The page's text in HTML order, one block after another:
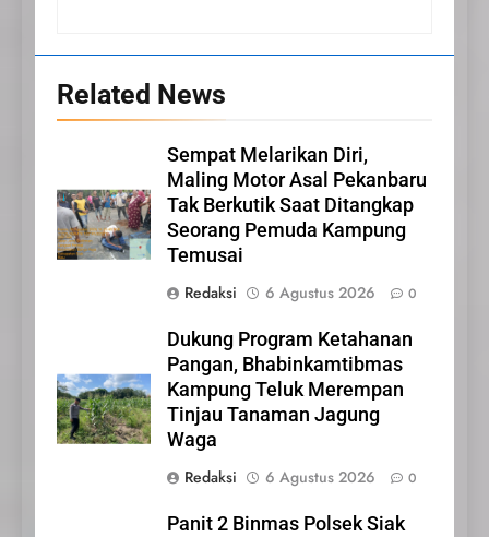
Related News
Sempat Melarikan Diri,
Maling Motor Asal Pekanbaru
Tak Berkutik Saat Ditangkap
Seorang Pemuda Kampung
Temusai
Redaksi
6 Agustus 2026 0
Dukung Program Ketahanan
Pangan, Bhabinkamtibmas
Kampung Teluk Merempan
Tinjau Tanaman Jagung
Waga
Redaksi
6 Agustus 2026 0
Panit 2 Binmas Polsek Siak
20
Selamat Hari Kebangkitan
Nasional
IKLAN
Iklan Pemerintah Kabupaten
IKLAN
22
NORMAN SILITONGA CALEG
DPRD PROVINSI DKI JAKARTA